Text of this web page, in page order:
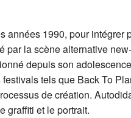
années 1990, pour intégrer
par la scène alternative
depuis son
tels que Back To
de création.
graffiti et le portrait.